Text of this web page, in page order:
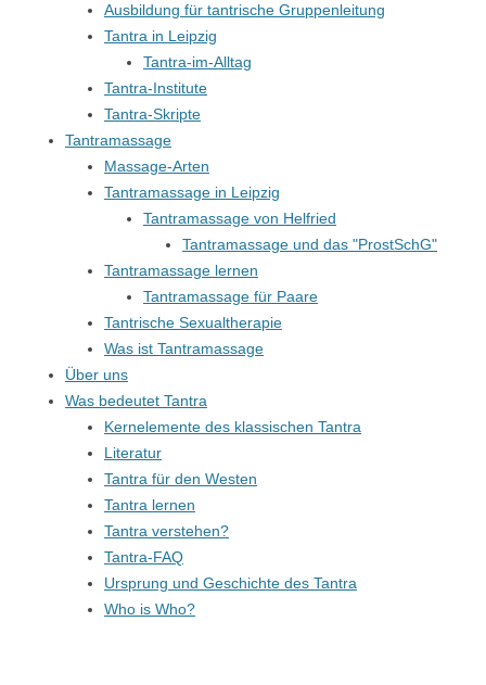
Ausbildung für tantrische Gruppenleitung
Tantra in Leipzig
Tantra-im-Alltag
Tantra-Institute
Tantra-Skripte
Tantramassage
Massage-Arten
Tantramassage in Leipzig
Tantramassage von Helfried
Tantramassage und das "ProstSchG"
Tantramassage lernen
Tantramassage für Paare
Tantrische Sexualtherapie
Was ist Tantramassage
Über uns
Was bedeutet Tantra
Kernelemente des klassischen Tantra
Literatur
Tantra für den Westen
Tantra lernen
Tantra verstehen?
Tantra-FAQ
Ursprung und Geschichte des Tantra
Who is Who?